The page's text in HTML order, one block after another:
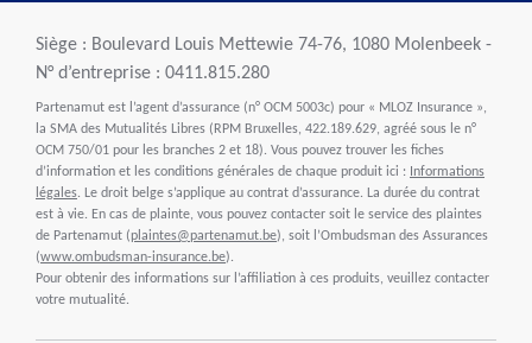
Siège : Boulevard Louis Mettewie 74-76, 1080 Molenbeek -
N° d’entreprise : 0411.815.280
Partenamut est l’agent d’assurance (n° OCM 5003c) pour « MLOZ Insurance »,
la SMA des Mutualités Libres (RPM Bruxelles, 422.189.629, agréé sous le n°
OCM 750/01 pour les branches 2 et 18). Vous pouvez trouver les fiches
d’information et les conditions générales de chaque produit ici : Informations
légales. Le droit belge s’applique au contrat d’assurance. La durée du contrat
est à vie. En cas de plainte, vous pouvez contacter soit le service des plaintes
de Partenamut (plaintes@partenamut.be), soit l’Ombudsman des Assurances
(www.ombudsman-insurance.be).
Pour obtenir des informations sur l’affiliation à ces produits, veuillez contacter
votre mutualité.